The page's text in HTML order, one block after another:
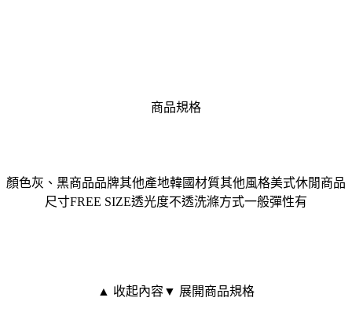
商品規格
顏色灰、黑商品品牌其他產地韓國材質其他風格美式休閒商品
尺寸FREE SIZE透光度不透洗滌方式一般彈性有
▲ 收起內容▼ 展開商品規格